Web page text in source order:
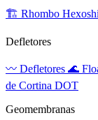
🏗️ Rhombo
Defletores
〰️ Defletores 🌊
de Cortina DOT
Geomembranas